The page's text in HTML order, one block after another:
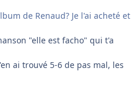
de Renaud? Je l'ai acheté et
"elle est facho" qui t'a
ai trouvé 5-6 de pas mal, les